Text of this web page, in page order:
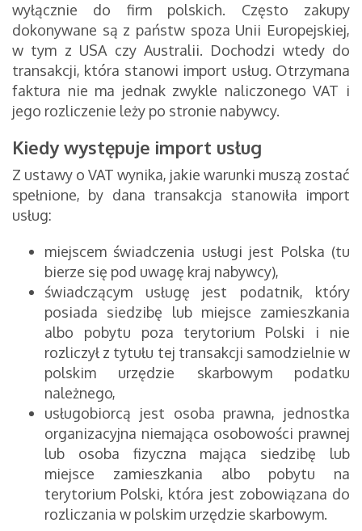
wyłącznie do firm polskich. Często zakupy
dokonywane są z państw spoza Unii Europejskiej,
w tym z USA czy Australii. Dochodzi wtedy do
transakcji, która stanowi import usług. Otrzymana
faktura nie ma jednak zwykle naliczonego VAT i
jego rozliczenie leży po stronie nabywcy.
Kiedy występuje import usług
Z ustawy o VAT wynika, jakie warunki muszą zostać
spełnione, by dana transakcja stanowiła import
usług:
miejscem świadczenia usługi jest Polska (tu
bierze się pod uwagę kraj nabywcy),
świadczącym usługę jest podatnik, który
posiada siedzibę lub miejsce zamieszkania
albo pobytu poza terytorium Polski i nie
rozliczył z tytułu tej transakcji samodzielnie w
polskim urzędzie skarbowym podatku
należnego,
usługobiorcą jest osoba prawna, jednostka
organizacyjna niemająca osobowości prawnej
lub osoba fizyczna mająca siedzibę lub
miejsce zamieszkania albo pobytu na
terytorium Polski, która jest zobowiązana do
rozliczania w polskim urzędzie skarbowym.